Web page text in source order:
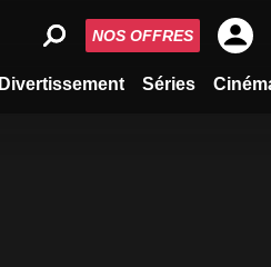
Divertissement Séries
NOS OFFRES